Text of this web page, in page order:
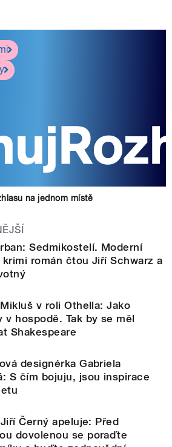
na jednom místě
Sedmikostelí. Moderní
román čtou Jiří Schwarz a
v roli Othella: Jako
v hospodě. Tak by se měl
Shakespeare
designérka Gabriela
S čím bojuju, jsou inspirace
Černý apeluje: Před
dovolenou se poraďte